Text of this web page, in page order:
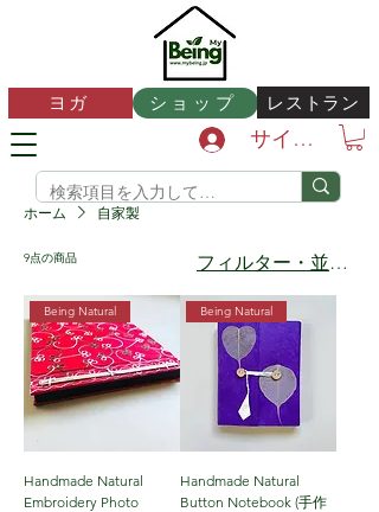
ヨガ ショップ レストラン
サインイン
ホーム 自家製
9点の商品 フィルター・並び替え
Being Natural
Handmade Natural
Embroidery Photo
Being Natural
Handmade Natural
Button Notebook (手作